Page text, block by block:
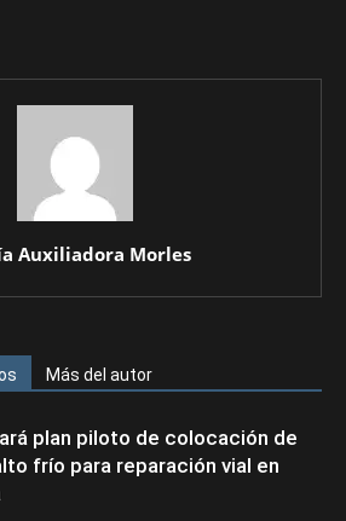
Auxiliadora Morles
Más del autor
plan piloto de colocación de
frío para reparación vial en